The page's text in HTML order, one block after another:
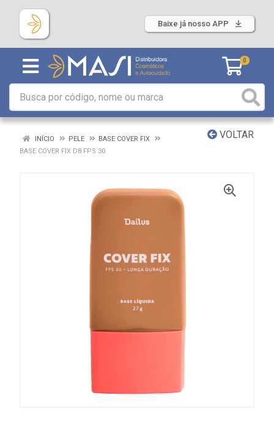
Baixe já nosso APP
0
VOLTAR
INÍCIO PELE
BASE COVER FIX
BASE COVER FIX D8 FPS 30